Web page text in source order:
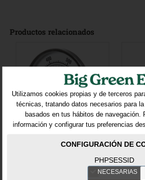
Productos relacionados
Temperature
Utilizamos cookies propias y de terceros
técnicas, tratando datos necesarios para
basados en tus hábitos de navegación.
información y configurar tus preferencias
CONFIGURACIÓN DE
PHPSESSID
NECESARIAS